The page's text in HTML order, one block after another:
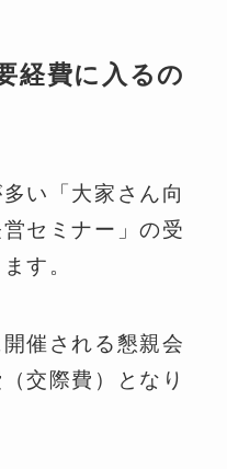
経費に入るの
い「大家さん向
セミナー」の受
す。
催される懇親会
交際費）となり